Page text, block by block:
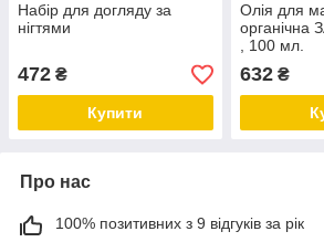
Набір для догляду за
нігтями
472 ₴
Купити
Олія для
, 100 мл.
632₴
Про нас
100% позитивних з 9 відгуків за рік